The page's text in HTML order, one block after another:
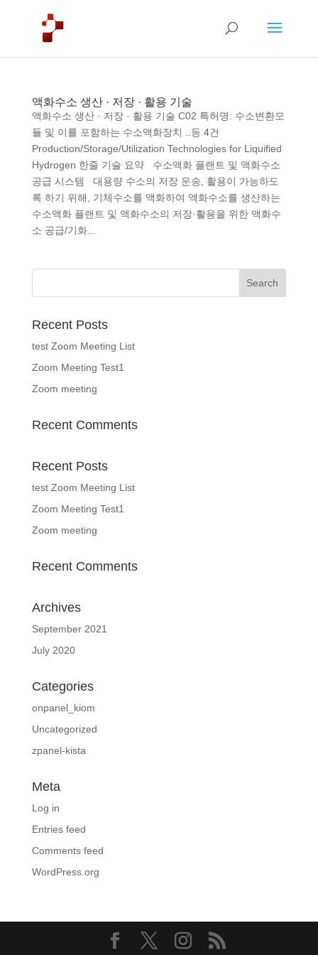
액화수소 생산 · 저장 · 활용 기술
액화수소 생산 · 저장 · 활용 기술 C02 특허명: 수소변환모
듈 및 이를 포함하는 수소액화장치 ..등 4건
Production/Storage/Utilization Technologies for Liquified
Hydrogen 한줄 기술 요약 수소액화 플랜트 및 액화수소
공급 시스템 대용량 수소의 저장 운송, 활용이 가능하도
록 하기 위해, 기체수소를 액화하여 액화수소를 생산하는
수소액화 플랜트 및 액화수소의 저장·활용을 위한 액화수
소 공급/기화...
Recent Posts
test Zoom Meeting List
Zoom Meeting Test1
Zoom meeting
Recent Comments
Recent Posts
test Zoom Meeting List
Zoom Meeting Test1
Zoom meeting
Recent Comments
Archives
September 2021
July 2020
Categories
onpanel_kiom
Uncategorized
zpanel-kista
Meta
Log in
Entries feed
Comments feed
WordPress.org